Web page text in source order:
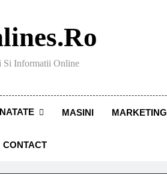
Si Informatii Online
MASINI MARKETING
CONTACT